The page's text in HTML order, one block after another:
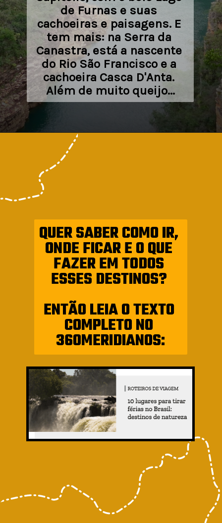
de Furnas e suas
cachoeiras e paisagens. E
tem mais: na Serra da
Canastra, está a nascente
do Rio São Francisco e a
cachoeira Casca D'Anta.
Além de muito queijo...
QUER SABER COMO IR,
ONDE FICAR E O QUE
FAZER EM TODOS
ESSES DESTINOS?
ENTÃO LEIA O TEXTO
COMPLETO NO
360MERIDIANOS: